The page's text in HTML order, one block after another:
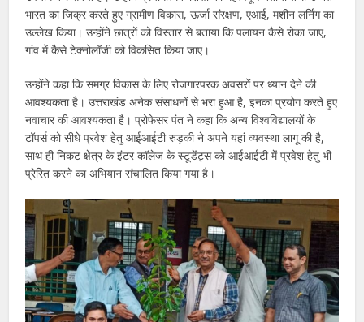
भारत का जिक्र करते हुए ग्रामीण विकास, ऊर्जा संरक्षण, एआई, मशीन लर्निंग का
उल्लेख किया। उन्होंने छात्रों को विस्तार से बताया कि पलायन कैसे रोका जाए,
गांव में कैसे टेक्नोलॉजी को विकसित किया जाए।
उन्होंने कहा कि समग्र विकास के लिए रोजगारपरक अवसरों पर ध्यान देने की
आवश्यकता है। उत्तराखंड अनेक संसाधनों से भरा हुआ है, इनका प्रयोग करते हुए
नवाचार की आवश्यकता है। प्रोफेसर पंत ने कहा कि अन्य विश्वविद्यालयों के
टॉपर्स को सीधे प्रवेश हेतु आईआईटी रुड़की ने अपने यहां व्यवस्था लागू की है,
साथ ही निकट क्षेत्र के इंटर कॉलेज के स्टूडेंट्स को आईआईटी में प्रवेश हेतु भी
प्रेरित करने का अभियान संचालित किया गया है।